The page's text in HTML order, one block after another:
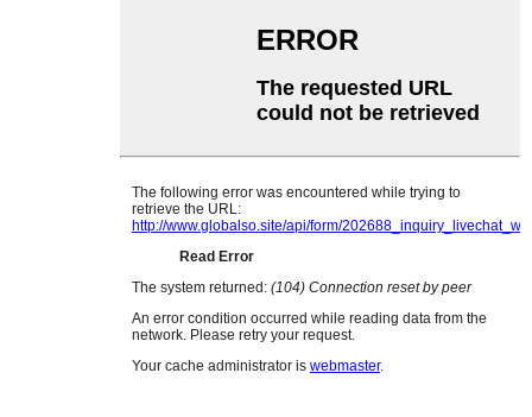
Swahili
Tajik
Telugu
Ukrainian
Urdu
Welsh
Xhosa
Yiddish